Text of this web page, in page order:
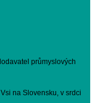
průmyslových
na Slovensku, v srdci